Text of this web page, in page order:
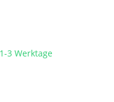
3 Werktage